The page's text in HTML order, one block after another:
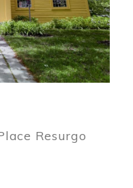
Resurgo